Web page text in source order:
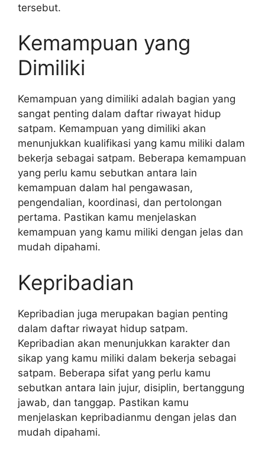
tersebut.
Kemampuan yang
Dimiliki
Kemampuan yang dimiliki adalah bagian yang
sangat penting dalam daftar riwayat hidup
satpam. Kemampuan yang dimiliki akan
menunjukkan kualifikasi yang kamu miliki dalam
bekerja sebagai satpam. Beberapa kemampuan
yang perlu kamu sebutkan antara lain
kemampuan dalam hal pengawasan,
pengendalian, koordinasi, dan pertolongan
pertama. Pastikan kamu menjelaskan
kemampuan yang kamu miliki dengan jelas dan
mudah dipahami.
Kepribadian
Kepribadian juga merupakan bagian penting
dalam daftar riwayat hidup satpam.
Kepribadian akan menunjukkan karakter dan
sikap yang kamu miliki dalam bekerja sebagai
satpam. Beberapa sifat yang perlu kamu
sebutkan antara lain jujur, disiplin, bertanggung
jawab, dan tanggap. Pastikan kamu
menjelaskan kepribadianmu dengan jelas dan
mudah dipahami.